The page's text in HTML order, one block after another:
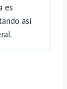
es
así